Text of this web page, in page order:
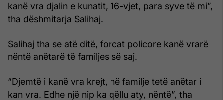
kanë vra djalin e kunatit, 16-vjet, para syve të mi”,
tha dëshmitarja Salihaj.
Salihaj tha se atë ditë, forcat policore kanë vrarë
nëntë anëtarë të familjes së saj.
“Djemtë i kanë vra krejt, në familje tetë anëtar i
kan vra. Edhe një nip ka qëllu aty, nëntë”, tha